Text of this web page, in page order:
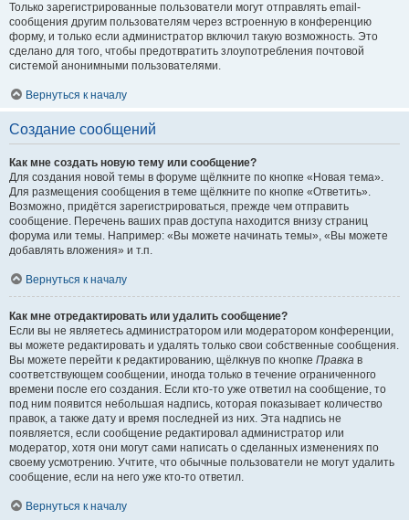
Только зарегистрированные пользователи могут отправлять email-
сообщения другим пользователям через встроенную в конференцию
форму, и только если администратор включил такую возможность. Это
сделано для того, чтобы предотвратить злоупотребления почтовой
системой анонимными пользователями.
Вернуться к началу
Создание сообщений
Как мне создать новую тему или сообщение?
Для создания новой темы в форуме щёлкните по кнопке «Новая тема».
Для размещения сообщения в теме щёлкните по кнопке «Ответить».
Возможно, придётся зарегистрироваться, прежде чем отправить
сообщение. Перечень ваших прав доступа находится внизу страниц
форума или темы. Например: «Вы можете начинать темы», «Вы можете
добавлять вложения» и т.п.
Вернуться к началу
Как мне отредактировать или удалить сообщение?
Если вы не являетесь администратором или модератором конференции,
вы можете редактировать и удалять только свои собственные сообщения.
Вы можете перейти к редактированию, щёлкнув по кнопке Правка в
соответствующем сообщении, иногда только в течение ограниченного
времени после его создания. Если кто-то уже ответил на сообщение, то
под ним появится небольшая надпись, которая показывает количество
правок, а также дату и время последней из них. Эта надпись не
появляется, если сообщение редактировал администратор или
модератор, хотя они могут сами написать о сделанных изменениях по
своему усмотрению. Учтите, что обычные пользователи не могут удалить
сообщение, если на него уже кто-то ответил.
Вернуться к началу